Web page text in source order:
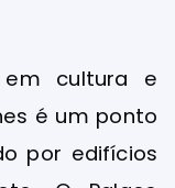
cultura e
é um ponto
por edifícios